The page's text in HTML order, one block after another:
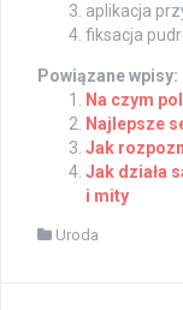
aplikacja
fiksacja
Powiązane wpisy:
Na czym
Najlepsze
Jak
Jak działa
i mity
Uroda